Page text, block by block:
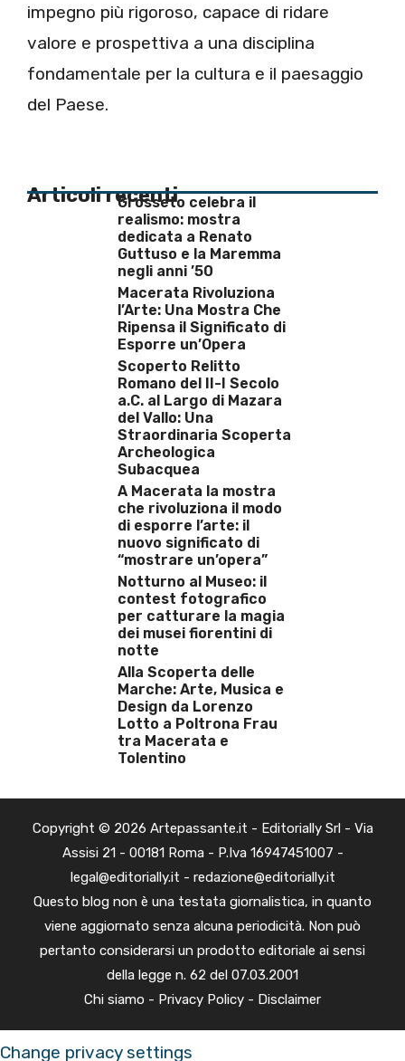
impegno più rigoroso, capace di ridare
valore e prospettiva a una disciplina
fondamentale per la cultura e il paesaggio
del Paese.
Articoli recentiGrosseto celebra il
realismo: mostra
dedicata a Renato
Guttuso e la Maremma
negli anni ’50
Macerata Rivoluziona
l’Arte: Una Mostra Che
Ripensa il Significato di
Esporre un’Opera
Scoperto Relitto
Romano del II-I Secolo
a.C. al Largo di Mazara
del Vallo: Una
Straordinaria Scoperta
Archeologica
Subacquea
A Macerata la mostra
che rivoluziona il modo
di esporre l’arte: il
nuovo significato di
“mostrare un’opera”
Notturno al Museo: il
contest fotografico
per catturare la magia
dei musei fiorentini di
notte
Alla Scoperta delle
Marche: Arte, Musica e
Design da Lorenzo
Lotto a Poltrona Frau
tra Macerata e
Tolentino
Copyright © 2026 Artepassante.it - Editorially Srl - Via
Assisi 21 - 00181 Roma - P.Iva 16947451007 -
legal@editorially.it - redazione@editorially.it
Questo blog non è una testata giornalistica, in quanto
viene aggiornato senza alcuna periodicità. Non può
pertanto considerarsi un prodotto editoriale ai sensi
della legge n. 62 del 07.03.2001
Chi siamo - Privacy Policy - Disclaimer
Change privacy settings